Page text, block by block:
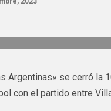
Argentinas» se cerró la
con el partido entre